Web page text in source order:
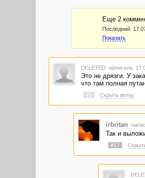
Еще 2
Последний:
Показать
DELETED написала
Это не дрязги. У
что там полная
#5 Скрыть ветку
irbritan
Так и
#17